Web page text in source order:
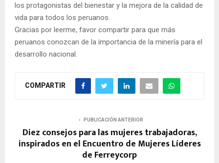
los protagonistas del bienestar y la mejora de la calidad de
vida para todos los peruanos.
Gracias por leerme, favor compartir para que más
peruanos conozcan de la importancia de la minería para el
desarrollo nacional.
COMPARTIR
PUBLICACIÓN ANTERIOR
Diez consejos para las mujeres trabajadoras,
inspirados en el Encuentro de Mujeres Líderes
de Ferreycorp